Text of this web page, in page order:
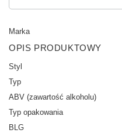
Marka
OPIS PRODUKTOWY
Styl
Typ
ABV (zawartość alkoholu)
Typ opakowania
BLG